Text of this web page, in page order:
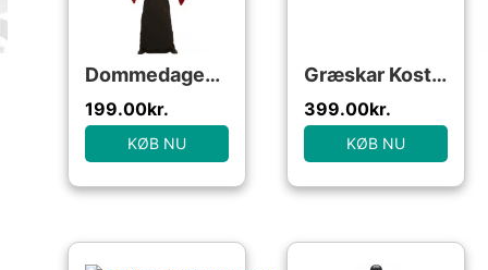
Dommedagens Dæmon Kostume
199.00kr.
KØB NU
Græskar Kostume
399.00kr.
KØB NU